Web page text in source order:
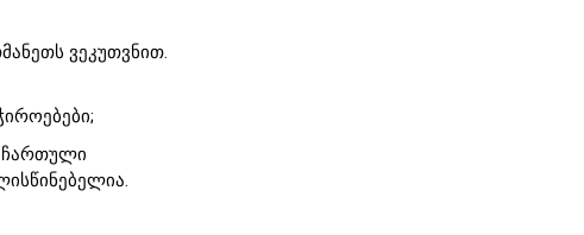
ვეკუთვნით.
ჩართული